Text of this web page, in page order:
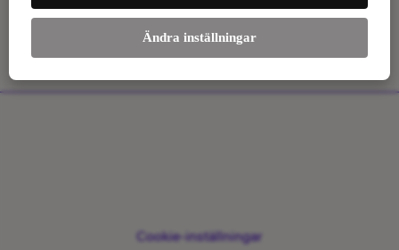
Cookie-inställningar
Ändra inställningar